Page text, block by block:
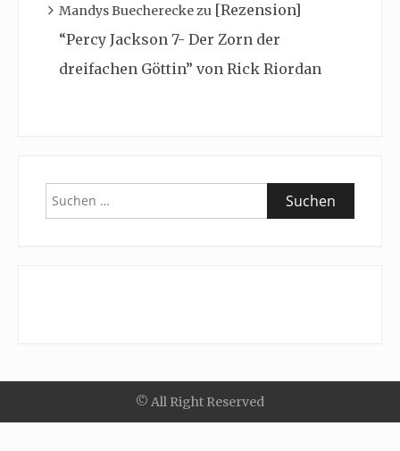
Mandys Buechereckezu [Rezension]
“Percy Jackson 7- Der Zorn der
dreifachen Göttin” von Rick Riordan
Suchen
nach:
© All Right Reserved